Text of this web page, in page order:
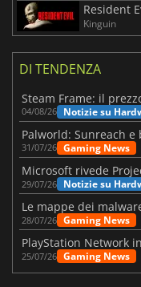
Resident
Kinguin
DI TENDENZA
04/08/26 Notizie su
31/07/26 Gaming News
Microsoft rivede
29/07/26 Notizie su
28/07/26 Gaming News
25/07/26 Gaming News